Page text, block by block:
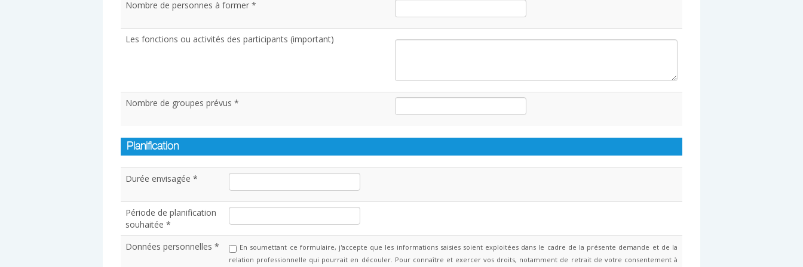
Nombre de personnes à former *
Les fonctions ou activités des participants (important)
Nombre de groupes prévus *
Planification
Durée envisagée *
Période de planification
souhaitée *
Données personnelles *
En soumettant ce formulaire, j'accepte que les informations saisies soient exploitées dans le cadre de la présente demande et de la
relation professionnelle qui pourrait en découler. Pour connaître et exercer vos droits, notamment de retrait de votre consentement à